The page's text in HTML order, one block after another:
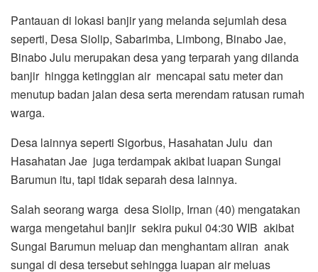
Pantauan di lokasi banjir yang melanda sejumlah desa
seperti, Desa Siolip, Sabarimba, Limbong, Binabo Jae,
Binabo Julu merupakan desa yang terparah yang dilanda
banjir hingga ketinggian air mencapai satu meter dan
menutup badan jalan desa serta merendam ratusan rumah
warga.
Desa lainnya seperti Sigorbus, Hasahatan Julu dan
Hasahatan Jae juga terdampak akibat luapan Sungai
Barumun itu, tapi tidak separah desa lainnya.
Salah seorang warga desa Siolip, Irnan (40) mengatakan
warga mengetahui banjir sekira pukul 04:30 WIB akibat
Sungai Barumun meluap dan menghantam aliran anak
sungai di desa tersebut sehingga luapan air meluas